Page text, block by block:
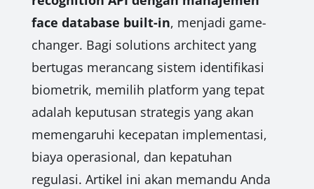
face database built-in, menjadi game-
changer. Bagi solutions architect yang
bertugas merancang sistem identifikasi
biometrik, memilih platform yang tepat
adalah keputusan strategis yang akan
memengaruhi kecepatan implementasi,
biaya operasional, dan kepatuhan
regulasi. Artikel ini akan memandu Anda